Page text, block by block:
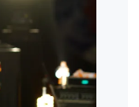
ビューティ
GoodCAMPFIRE Creation